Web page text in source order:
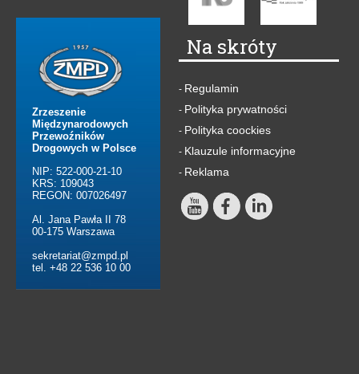
Zrzeszenie
Międzynarodowych
Przewoźników
Drogowych w Polsce
NIP: 522-000-21-10
KRS: 109043
REGON: 007026497
Al. Jana Pawła II 78
00-175 Warszawa
sekretariat@zmpd.pl
tel. +48 22 536 10 00
Na skróty
- Regulamin
- Polityka prywatności
- Polityka coockies
- Klauzule informacyjne
- Reklama